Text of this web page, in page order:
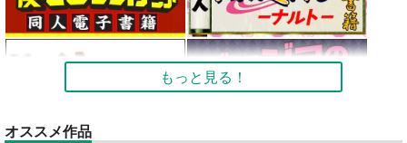
もっと見る！
オススメ作品